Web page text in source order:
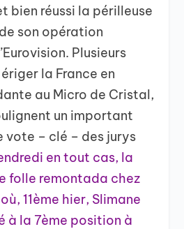
bien réussi la périlleuse
son opération
Plusieurs
la France en
au Micro de Cristal,
un important
– clé – des jurys
en tout cas, la
folle remontada chez
11ème hier, Slimane
à la 7ème position à